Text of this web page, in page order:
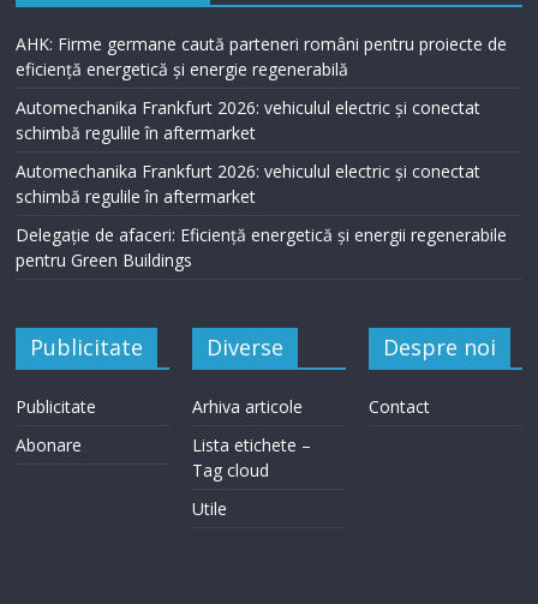
AHK: Firme germane caută parteneri români pentru proiecte de
eficiență energetică și energie regenerabilă
Automechanika Frankfurt 2026: vehiculul electric și conectat
schimbă regulile în aftermarket
Automechanika Frankfurt 2026: vehiculul electric și conectat
schimbă regulile în aftermarket
Delegație de afaceri: Eficiență energetică și energii regenerabile
pentru Green Buildings
Publicitate
Publicitate
Abonare
Diverse
Arhiva articole
Lista etichete –
Tag cloud
Utile
Despre noi
Contact